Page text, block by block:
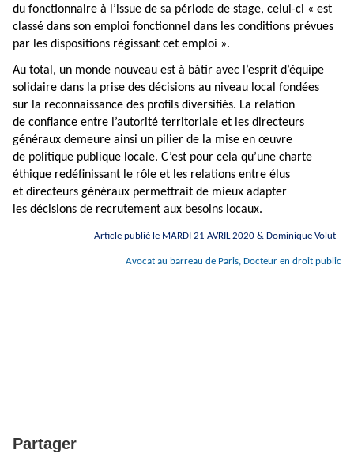
du fonctionnaire à l’issue de sa période de stage, celui-ci « est
classé dans son emploi fonctionnel dans les conditions prévues
par les dispositions régissant cet emploi ».
Au total, un monde nouveau est à bâtir avec l’esprit d’équipe
solidaire dans la prise des décisions au niveau local fondées
sur la reconnaissance des profils diversifiés. La relation
de confiance entre l’autorité territoriale et les directeurs
généraux demeure ainsi un pilier de la mise en œuvre
de politique publique locale. C’est pour cela qu’une charte
éthique redéfinissant le rôle et les relations entre élus
et directeurs généraux permettrait de mieux adapter
les décisions de recrutement aux besoins locaux.
Article publié le MARDI 21 AVRIL 2020 & Dominique Volut -
Avocat au barreau de Paris, Docteur en droit public
Partager